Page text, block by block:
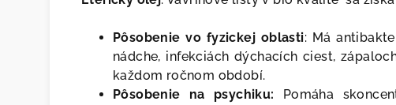
Pôsobenie vo fyzickej oblasti: Má a
nádche, infekciách dýchacích ciest,
každom ročnom období.
Pôsobenie na psychiku: Pomáha